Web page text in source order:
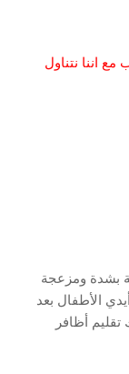
اننا نتناول
بشدة ومزعجة
الأطفال بعد
أظافر